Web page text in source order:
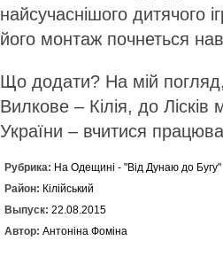
найсучаснішого дитячого
його монтаж почнеться
Що додати? На мій
Вилкове – Кілія, до Лісків
України – вчитися
Рубрика: На Одещині - "Від Дунаю до Бугу"
Район: Кілійський
Выпуск: 22.08.2015
Автор: Антоніна Фоміна